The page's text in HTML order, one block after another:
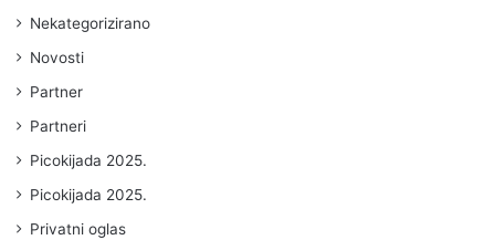
Nekategorizirano
Novosti
Partner
Partneri
Picokijada 2025.
Picokijada 2025.
Privatni oglas